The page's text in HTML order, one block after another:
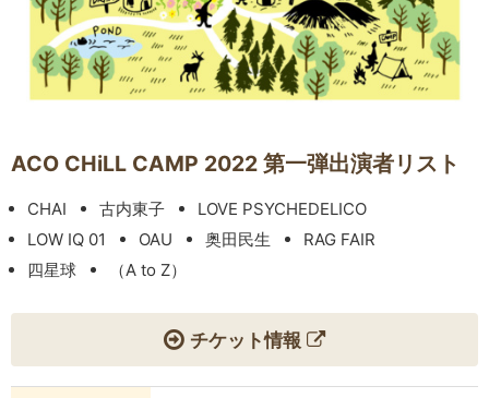
ACO CHiLL CAMP 2022 第一弾出演者リスト
CHAI 古内東子
LOVE PSYCHEDELICO
LOW IQ 01
OAU 奥田民生
RAG FAIR
四星球
（A to Z）
チケット情報